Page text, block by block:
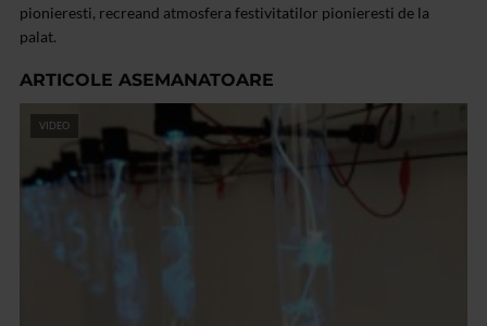
pionieresti, recreand atmosfera festivitatilor pionieresti de la
palat.
ARTICOLE ASEMANATOARE
VIDEO